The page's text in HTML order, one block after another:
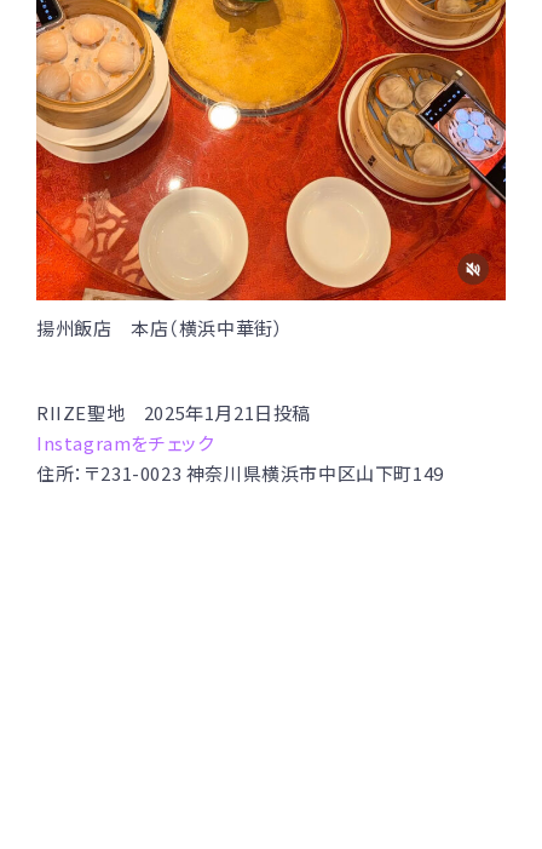
揚州飯店 本店（横浜中華街）
RIIZE聖地 2025年1月21日投稿
Instagramをチェック
住所：〒231-0023 神奈川県横浜市中区山下町149